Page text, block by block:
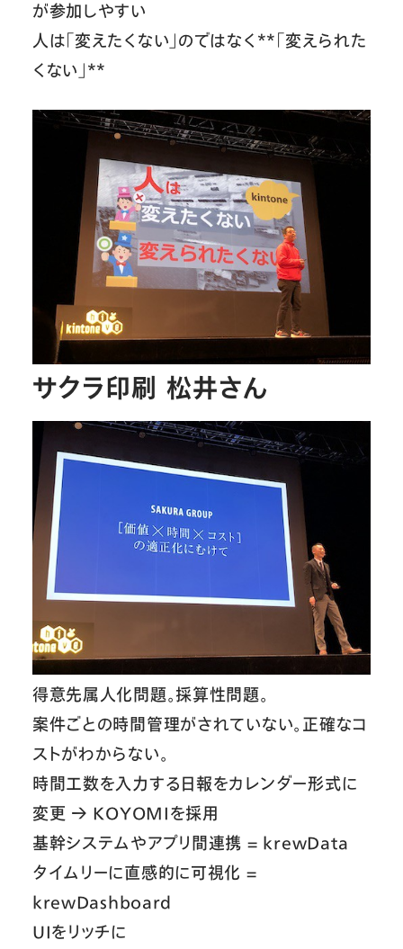
が参加しやすい
人は「変えたくない」のではなく**「変えられた
くない」**
サクラ印刷 松井さん
得意先属人化問題。採算性問題。
案件ごとの時間管理がされていない。正確なコ
ストがわからない。
時間工数を入力する日報をカレンダー形式に
変更 → KOYOMIを採用
基幹システムやアプリ間連携 = krewData
タイムリーに直感的に可視化 =
krewDashboard
UIをリッチに